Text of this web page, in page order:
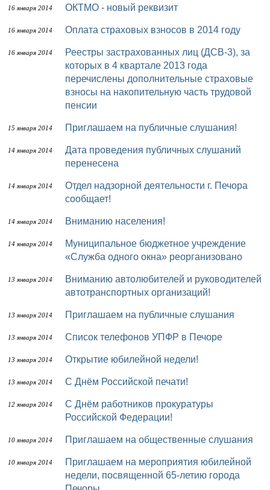
16 января 2014 ОКТМО - новый реквизит
16 января 2014 Оплата страховых взносов в 2014 году
16 января 2014
Реестры застрахованных лиц (ДСВ-3), за
которых в 4 квартале 2013 года
перечислены дополнительные страховые
взносы на накопительную часть трудовой
пенсии
15 января 2014 Приглашаем на публичные слушания!
14 января 2014
Дата проведения публичных слушаний
перенесена
14 января 2014
Отдел надзорной деятельности г. Печора
сообщает!
14 января 2014 Вниманию населения!
14 января 2014
Муниципальное бюджетное учреждение
«Служба одного окна» реорганизовано
13 января 2014
Вниманию автолюбителей и руководителей
автотранспортных организаций!
13 января 2014 Приглашаем на публичные слушания
13 января 2014 Список телефонов УПФР в Печоре
13 января 2014 Открытие юбилейной недели!
13 января 2014 С Днём Российской печати!
12 января 2014
С Днём работников прокуратуры
Российской Федерации!
10 января 2014 Приглашаем на общественные слушания
10 января 2014
Приглашаем на мероприятия юбилейной
недели, посвященной 65-летию города